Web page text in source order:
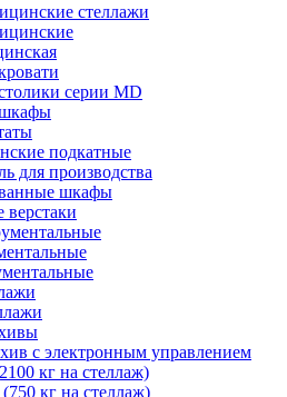
стеллажи
серии MD
подкатные
для производства
шкафы
верстаки
с электронным управлением
кг на стеллаж)
кг на стеллаж)